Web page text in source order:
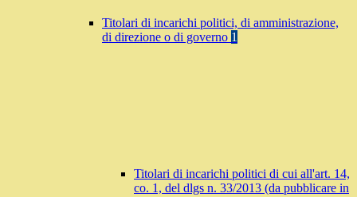
Titolari di incarichi politici, di amministrazione,
di direzione o di governo 1
Titolari di incarichi politici di cui all'art. 14,
co. 1, del dlgs n. 33/2013 (da pubblicare in